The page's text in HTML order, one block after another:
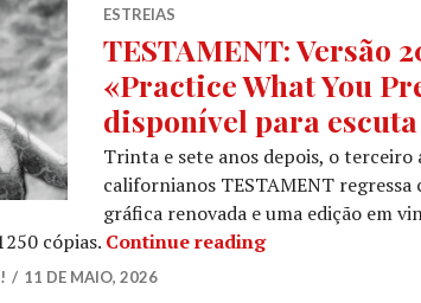
ESTREIAS
TESTAMENT: Versão
«Practice What You
disponível para
Trinta e sete anos depois, o terceiro
californianos TESTAMENT regressa
gráfica renovada e uma edição em
cópias. Continue readingTESTAMENT:
11 DE MAIO, 2026